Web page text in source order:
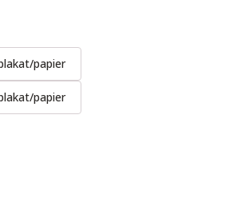
papier
papier